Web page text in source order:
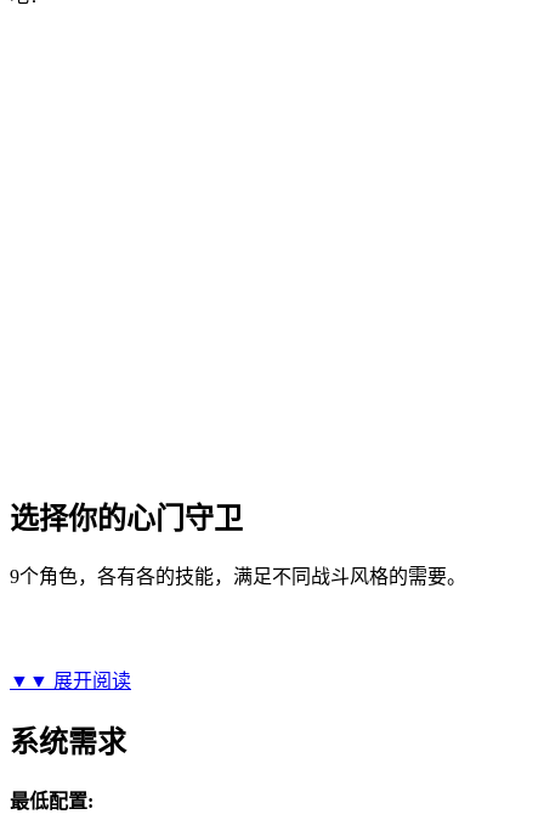
选择你的心门守卫
9个角色，各有各的技能，满足不同战斗风格的需要。
▼▼ 展开阅读
系统需求
最低配置: